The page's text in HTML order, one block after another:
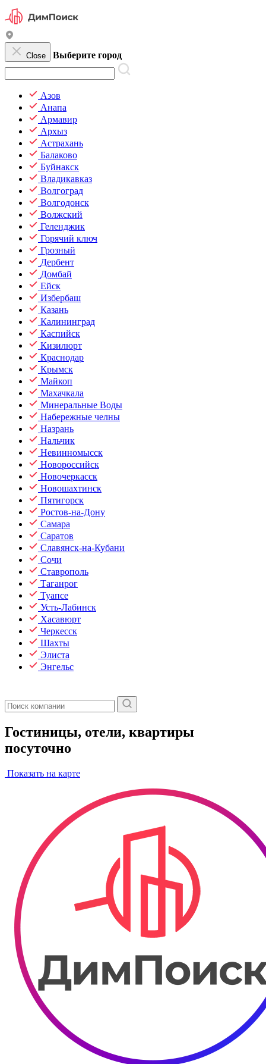
Close Выберите город
Азов
Анапа
Армавир
Архыз
Астрахань
Балаково
Буйнакск
Владикавказ
Волгоград
Волгодонск
Волжский
Геленджик
Горячий ключ
Грозный
Дербент
Домбай
Ейск
Избербаш
Казань
Калининград
Каспийск
Кизилюрт
Краснодар
Крымск
Майкоп
Махачкала
Минеральные Воды
Набережные челны
Назрань
Нальчик
Невинномысск
Новороссийск
Новочеркасск
Новошахтинск
Пятигорск
Ростов-на-Дону
Самара
Саратов
Славянск-на-Кубани
Сочи
Ставрополь
Таганрог
Туапсе
Усть-Лабинск
Хасавюрт
Черкесск
Шахты
Элиста
Энгельс
Гостиницы, отели, квартиры
посуточно
Показать на карте